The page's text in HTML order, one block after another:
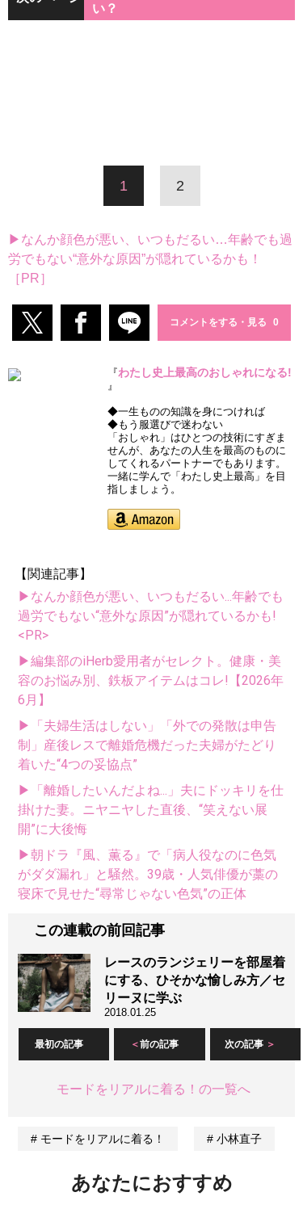
い？
1 2
▶なんか顔色が悪い、いつもだるい…年齢でも過
労でもない“意外な原因”が隠れているかも！
［PR］
コメントをする・見る
『わたし史上最高のおしゃれになる!
』
◆一生ものの知識を身につければ
◆もう服選びで迷わない
「おしゃれ」はひとつの技術にすぎま
せんが、あなたの人生を最高のものに
してくれるパートナーでもあります。
一緒に学んで「わたし史上最高」を目
指しましょう。
【関連記事】
▶なんか顔色が悪い、いつもだるい...年齢でも
過労でもない“意外な原因”が隠れているかも!
<PR>
▶編集部のiHerb愛用者がセレクト。健康・美
容のお悩み別、鉄板アイテムはコレ!【2026年
6月】
▶「夫婦生活はしない」「外での発散は申告
制」産後レスで離婚危機だった夫婦がたどり
着いた“4つの妥協点”
▶「離婚したいんだよね...」夫にドッキリを仕
掛けた妻。ニヤニヤした直後、“笑えない展
開”に大後悔
▶朝ドラ『風、薫る』で「病人役なのに色気
がダダ漏れ」と騒然。39歳・人気俳優が藁の
寝床で見せた“尋常じゃない色気”の正体
この連載の前回記事
レースのランジェリーを部屋着
にする、ひそかな愉しみ方／セ
リーヌに学ぶ
2018.01.25
最初の記事 前の記事 次の記事
モードをリアルに着る！の一覧へ
モードをリアルに着る！ 小林直子
あなたにおすすめ